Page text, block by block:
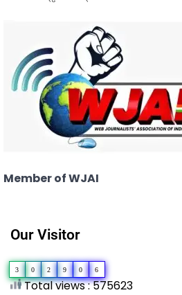
Member of WJAI
Our Visitor
3 0 2 9 0 6
Total views : 575623